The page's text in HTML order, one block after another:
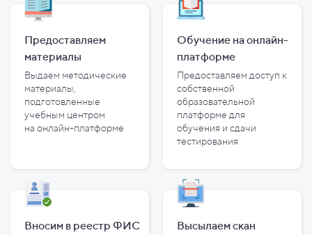
Предоставляем
материалы
Выдаем методические
материалы,
подготовленные
учебным центром
на онлайн-платформе
Обучение на онлайн-
платформе
Предоставляем доступ к
собственной
образовательной
платформе для
обучения и сдачи
тестирования
Вносим в реестр ФИС
Высылаем скан